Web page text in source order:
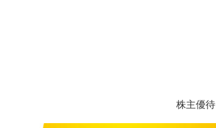
株主優待